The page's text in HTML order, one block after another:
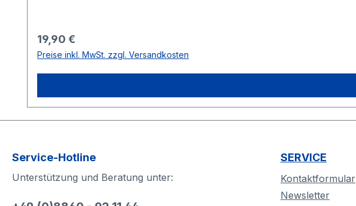
Regulärer Preis:
19,90 €
Preise inkl. MwSt. zzgl. Versandkosten
Service-Hotline
Unterstützung und Beratung unter:
SERVICE
Kontaktformular
Newsletter